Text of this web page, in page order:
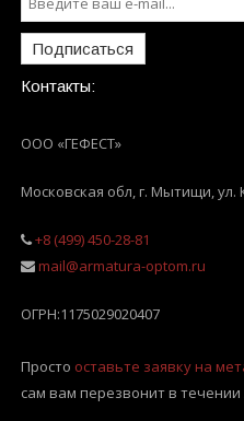
Подписаться
Контакты:
ООО «ГЕФЕСТ»
Московская обл, г. Мытищи,ул.
+8 (499) 450-28-81
mail@armatura-optom.ru
ОГРН:1175029020407
Просто оставьте заявку на
сам вам перезвонит в течении